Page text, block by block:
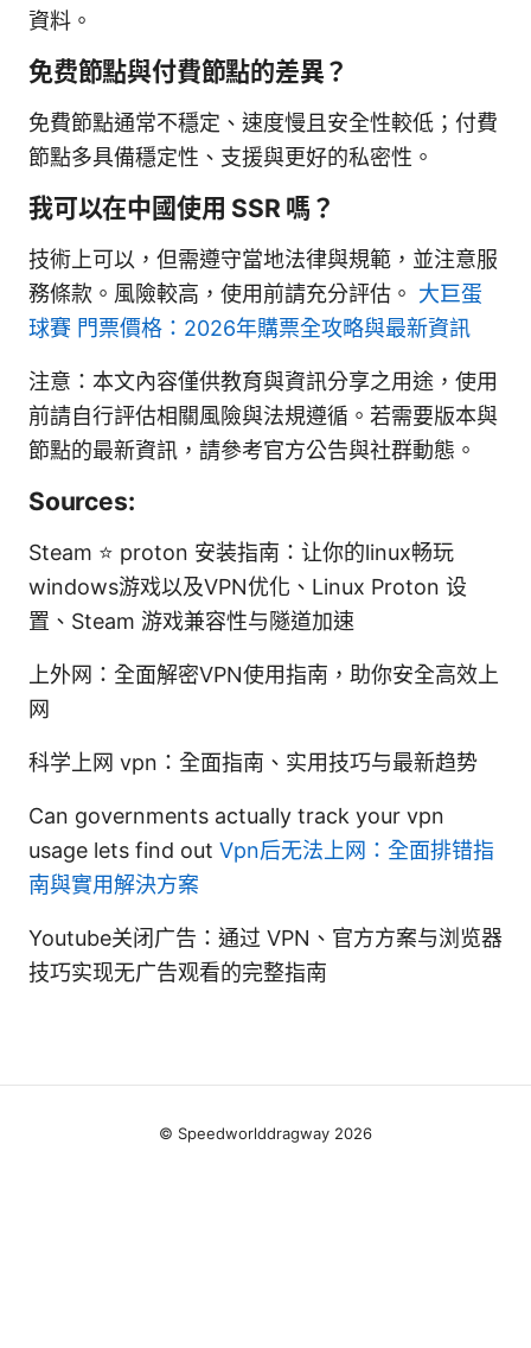
資料。
免费節點與付費節點的差異？
免費節點通常不穩定、速度慢且安全性較低；付費
節點多具備穩定性、支援與更好的私密性。
我可以在中國使用 SSR 嗎？
技術上可以，但需遵守當地法律與規範，並注意服
務條款。風險較高，使用前請充分評估。 大巨蛋
球賽 門票價格：2026年購票全攻略與最新資訊
注意：本文內容僅供教育與資訊分享之用途，使用
前請自行評估相關風險與法規遵循。若需要版本與
節點的最新資訊，請參考官方公告與社群動態。
Sources:
Steam ⭐ proton 安装指南：让你的linux畅玩
windows游戏以及VPN优化、Linux Proton 设
置、Steam 游戏兼容性与隧道加速
上外网：全面解密VPN使用指南，助你安全高效上
网
科学上网 vpn：全面指南、实用技巧与最新趋势
Can governments actually track your vpn
usage lets find out Vpn后无法上网：全面排错指
南與實用解決方案
Youtube关闭广告：通过 VPN、官方方案与浏览器
技巧实现无广告观看的完整指南
© Speedworlddragway 2026